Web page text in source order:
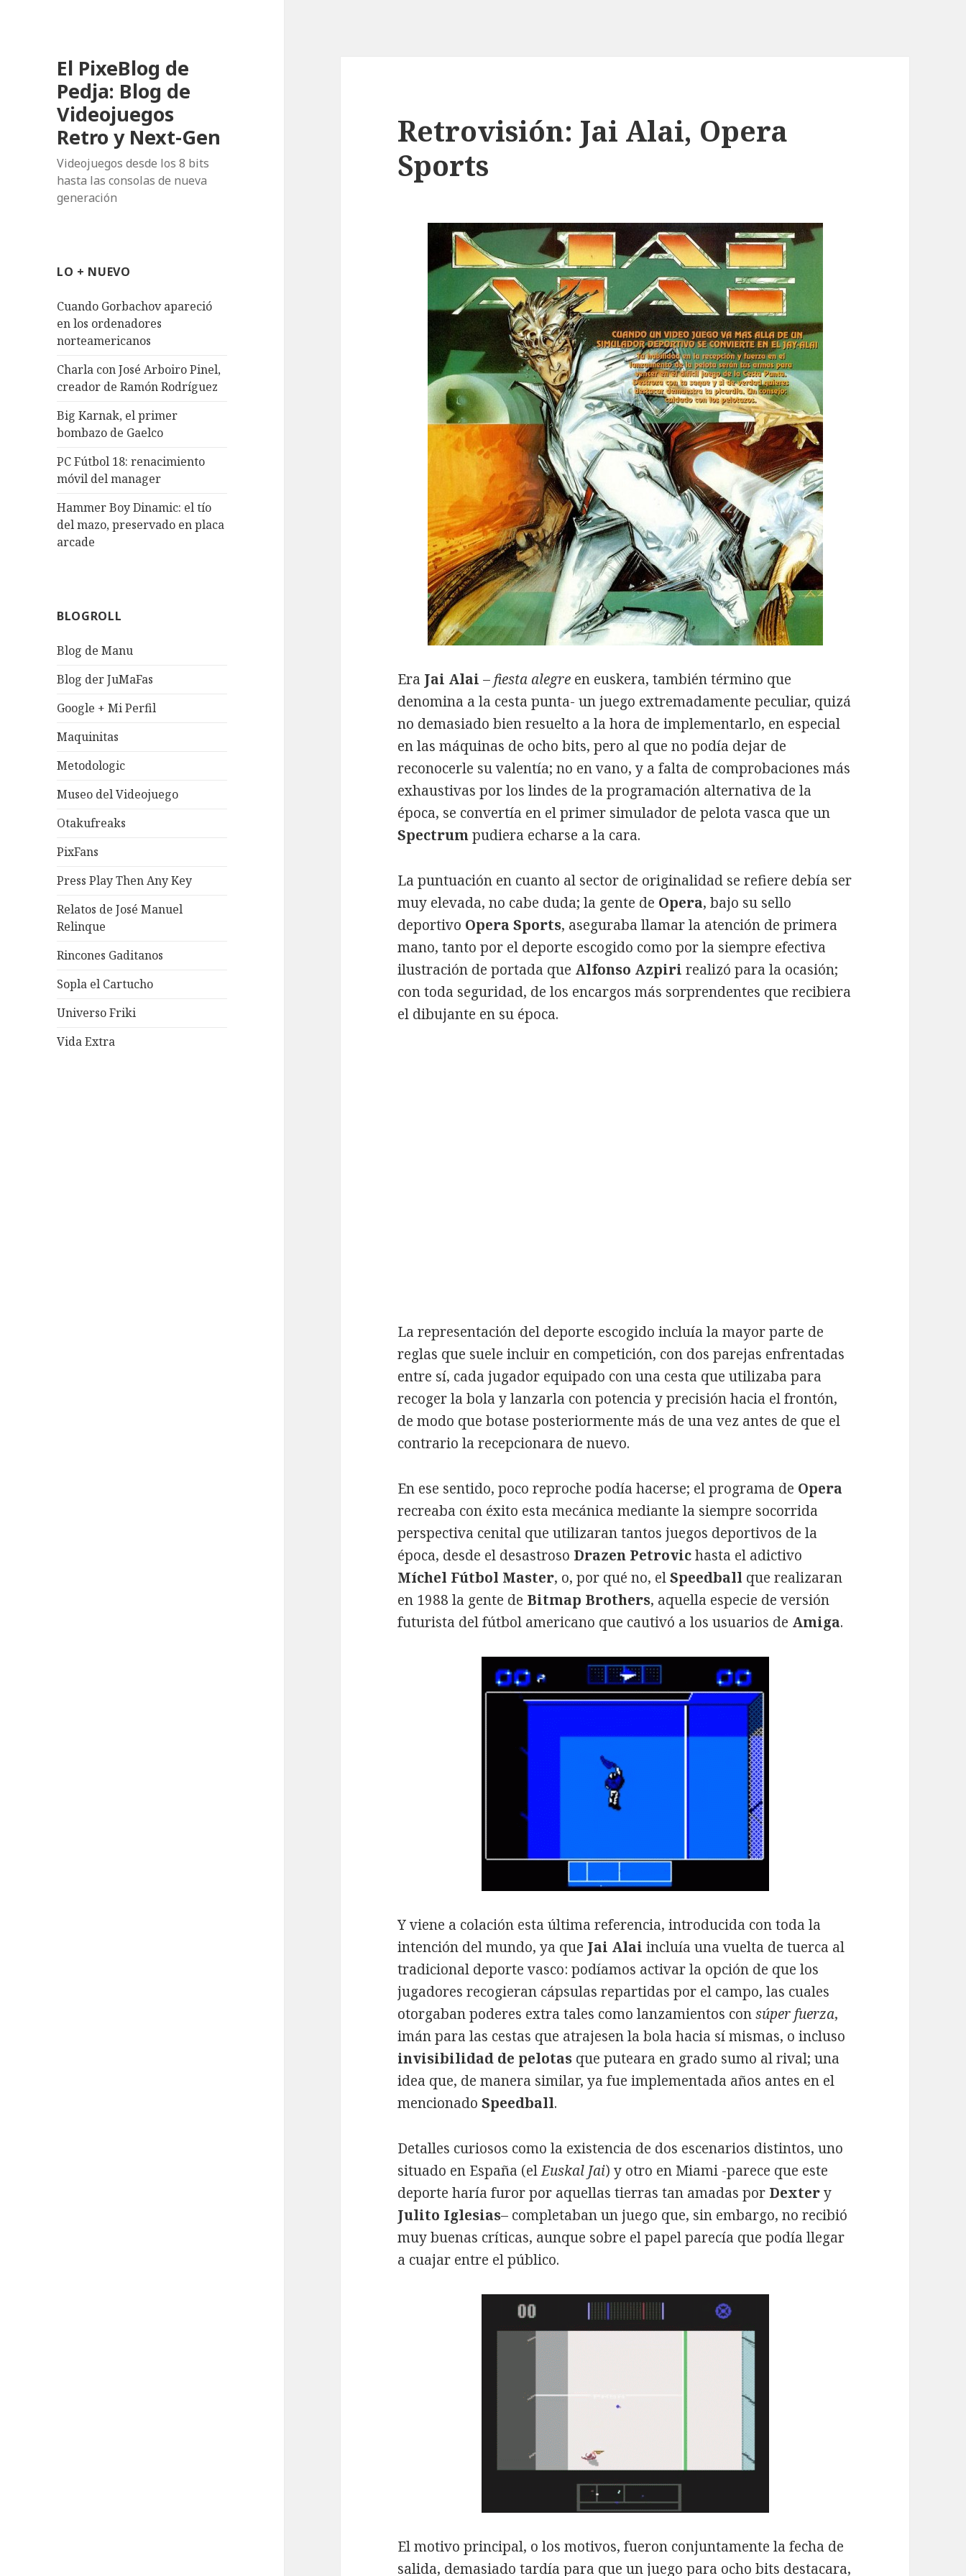
El PixeBlog de
Pedja: Blog de
Videojuegos
Retro y Next-Gen
Videojuegos desde los 8 bits
hasta las consolas de nueva
generación
LO + NUEVO
Cuando Gorbachov apareció
en los ordenadores
norteamericanos
Charla con José Arboiro Pinel,
creador de Ramón Rodríguez
Big Karnak, el primer
bombazo de Gaelco
PC Fútbol 18: renacimiento
móvil del manager
Hammer Boy Dinamic: el tío
del mazo, preservado en placa
arcade
BLOGROLL
Blog de Manu
Blog der JuMaFas
Google + Mi Perfil
Maquinitas
Metodologic
Museo del Videojuego
Otakufreaks
PixFans
Press Play Then Any Key
Relatos de José Manuel
Relinque
Rincones Gaditanos
Sopla el Cartucho
Universo Friki
Vida Extra
Retrovisión: Jai Alai, Opera
Sports
Era Jai Alai – fiesta alegre en euskera, también término que
denomina a la cesta punta- un juego extremadamente peculiar, quizá
no demasiado bien resuelto a la hora de implementarlo, en especial
en las máquinas de ocho bits, pero al que no podía dejar de
reconocerle su valentía; no en vano, y a falta de comprobaciones más
exhaustivas por los lindes de la programación alternativa de la
época, se convertía en el primer simulador de pelota vasca que un
Spectrumpudiera echarse a la cara.
La puntuación en cuanto al sector de originalidad se refiere debía ser
muy elevada, no cabe duda; la gente de Opera, bajo su sello
deportivo Opera Sports, aseguraba llamar la atención de primera
mano, tanto por el deporte escogido como por la siempre efectiva
ilustración de portada que Alfonso Azpiri realizó para la ocasión;
con toda seguridad, de los encargos más sorprendentes que recibiera
el dibujante en su época.
La representación del deporte escogido incluía la mayor parte de
reglas que suele incluir en competición, con dos parejas enfrentadas
entre sí, cada jugador equipado con una cesta que utilizaba para
recoger la bola y lanzarla con potencia y precisión hacia el frontón,
de modo que botase posteriormente más de una vez antes de que el
contrario la recepcionara de nuevo.
En ese sentido, poco reproche podía hacerse; el programa de Opera
recreaba con éxito esta mecánica mediante la siempre socorrida
perspectiva cenital que utilizaran tantos juegos deportivos de la
época, desde el desastroso Drazen Petrovichasta el adictivo
Míchel Fútbol Master, o, por qué no, elSpeedball que realizaran
en 1988 la gente de Bitmap Brothers, aquella especie de versión
futurista del fútbol americano que cautivó a los usuarios de Amiga.
Y viene a colación esta última referencia, introducida con toda la
intención del mundo, ya que Jai Alai incluía una vuelta de tuerca al
tradicional deporte vasco: podíamos activar la opción de que los
jugadores recogieran cápsulas repartidas por el campo, las cuales
otorgaban poderes extra tales como lanzamientos consúper fuerza,
imán para las cestas que atrajesen la bola hacia sí mismas, o incluso
invisibilidad de pelotas que puteara en grado sumo al rival; una
idea que, de manera similar, ya fue implementada años antes en el
mencionadoSpeedball.
Detalles curiosos como la existencia de dos escenarios distintos, uno
situado en España (elEuskal Jai) y otro en Miami -parece que este
deporte haría furor por aquellas tierras tan amadas por Dextery
Julito Iglesias– completaban un juego que, sin embargo, no recibió
muy buenas críticas, aunque sobre el papel parecía que podía llegar
a cuajar entre el público.
El motivo principal, o los motivos, fueron conjuntamente la fecha de
salida, demasiado tardía para que un juego para ocho bits destacara,